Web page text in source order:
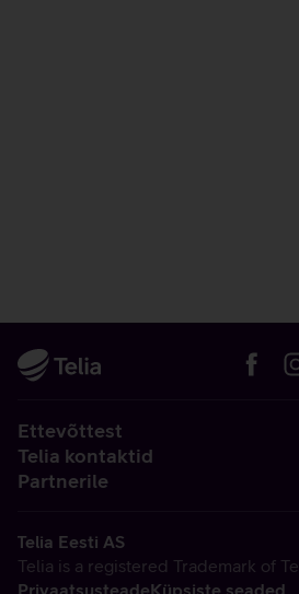
Ettevõttest
Telia kontaktid
Partnerile
Telia Eesti AS
Telia is a registered Trademark of
PrivaatsusteadeKüpsiste seaded